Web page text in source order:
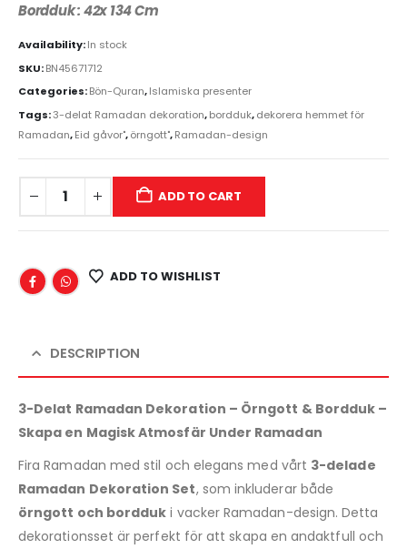
Bordduk : 42x 134 Cm
Availability:In stock
SKU:BN45671712
Categories:Bön-Quran,Islamiska presenter
Tags:3-delat Ramadan dekoration,bordduk,dekorera hemmet för
Ramadan,Eid gåvor",örngott",Ramadan-design
ADD TO CART
ADD TO WISHLIST
DESCRIPTION
3-Delat Ramadan Dekoration – Örngott & Bordduk –
Skapa en Magisk Atmosfär Under Ramadan
Fira Ramadan med stil och elegans med vårt 3-delade
Ramadan Dekoration Set, som inkluderar både
örngott och bordduk i vacker Ramadan-design. Detta
dekorationsset är perfekt för att skapa en andaktfull och